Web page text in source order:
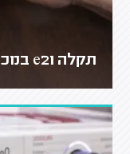
תקלה e21 במכונת כביסה